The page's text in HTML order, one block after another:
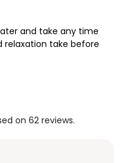
and take any time
relaxation take before
on 62 reviews.